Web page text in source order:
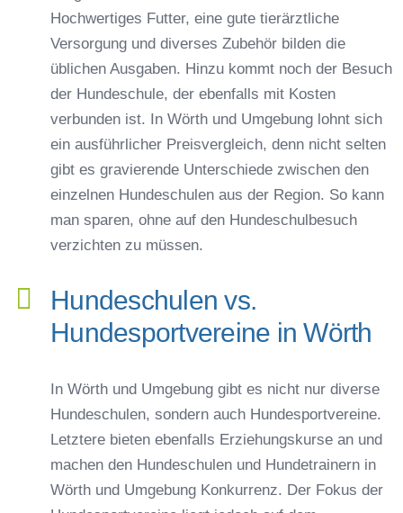
Hochwertiges Futter, eine gute tierärztliche
Versorgung und diverses Zubehör bilden die
üblichen Ausgaben. Hinzu kommt noch der Besuch
der Hundeschule, der ebenfalls mit Kosten
verbunden ist. In Wörth und Umgebung lohnt sich
ein ausführlicher Preisvergleich, denn nicht selten
gibt es gravierende Unterschiede zwischen den
einzelnen Hundeschulen aus der Region. So kann
man sparen, ohne auf den Hundeschulbesuch
verzichten zu müssen.
Hundeschulen vs.
Hundesportvereine in Wörth
In Wörth und Umgebung gibt es nicht nur diverse
Hundeschulen, sondern auch Hundesportvereine.
Letztere bieten ebenfalls Erziehungskurse an und
machen den Hundeschulen und Hundetrainern in
Wörth und Umgebung Konkurrenz. Der Fokus der